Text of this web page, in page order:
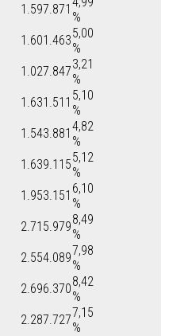
1.597.871
%
1.601.4635,00
%
1.027.8473,21
%
1.631.511 5,10
%
1.543.881 4,82
%
1.639.1155,12
%
1.953.151 6,10
%
2.715.9798,49
%
2.554.0897,98
%
2.696.3708,42
%
2.287.7277,15
%